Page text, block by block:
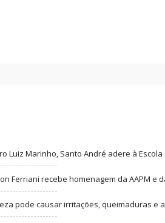
Luiz Marinho, Santo André adere à
Ferriani recebe homenagem da AAPM e
pode causar irritações, queimaduras e